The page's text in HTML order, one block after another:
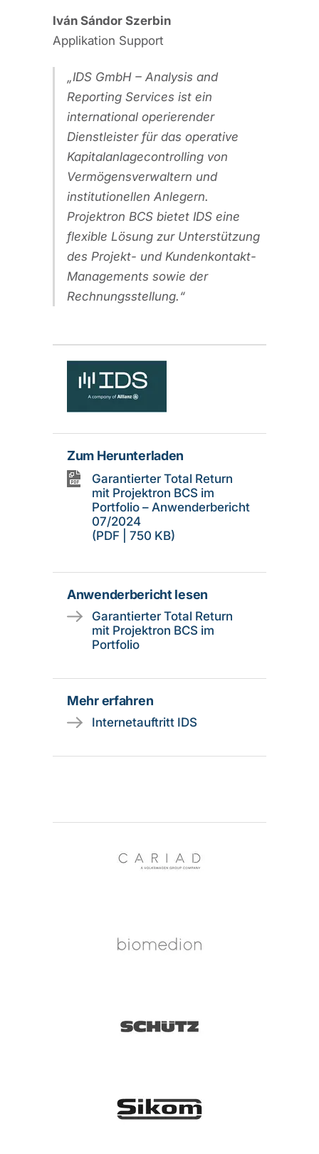
Iván Sándor Szerbin
Applikation Support
IDS GmbH – Analysis and
Reporting Services ist ein
international operierender
Dienstleister für das operative
Kapitalanlagecontrolling von
Vermögensverwaltern und
institutionellen Anlegern.
Projektron BCS bietet IDS eine
flexible Lösung zur Unterstützung
des Projekt- und Kundenkontakt-
Managements sowie der
Rechnungsstellung.
Zum Herunterladen
Garantierter Total Return
mit Projektron BCS im
Portfolio – Anwenderbericht
07/2024
(PDF | 750 KB)
Anwenderbericht lesen
Garantierter Total Return
mit Projektron BCS im
Portfolio
Mehr erfahren
Internetauftritt IDS